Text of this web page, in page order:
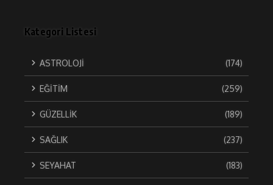
Kategori Listesi
ASTROLOJİ (174)
EĞİTİM (259)
GÜZELLİK (189)
SAĞLIK (237)
SEYAHAT (183)